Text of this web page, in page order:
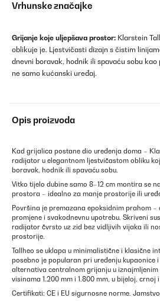
Vrhunske značajke
Grijanje koje uljepšava prostor: Klarstein
oblikuje je. Ljestvičasti dizajn s čistim
dnevni boravak, hodnik ili spavaću sobu
ne samo kućanski uređaj.
Opis proizvoda
Kad grijalica postane dio uređenja doma –
radijator u elegantnom ljestvičastom obliku
boravak, hodnik ili spavaću sobu.
Vitko tijelo dubine samo 8–12 cm montira se
prostora – idealno za manje prostorije ili
Površina je premazana epoksidnim prahom
promjene i svakodnevnu upotrebu. Skriveni
radijator čvrsto uz zid bez vidljivih vijaka ili
prostorije.
Tallheo se uklapa u minimalistične i klasične
posebno je popularan pri uređenju kupaonice
alternativa centralnom grijanju u iznajmljenim
visinama 1.200 mm i 1.800 mm, u bijeloj, crnoj
Certifikati: CE i EU sigurnosne norme.